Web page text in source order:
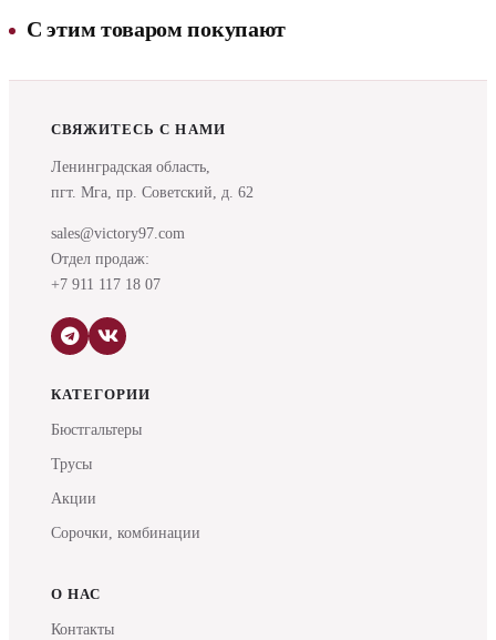
С этим товаром покупают
СВЯЖИТЕСЬ С НАМИ
Ленинградская область,
пгт. Мга, пр. Советский, д. 62
sales@victory97.com
Отдел продаж:
+7 911 117 18 07
КАТЕГОРИИ
Бюстгальтеры
Трусы
Акции
Сорочки, комбинации
О НАС
Контакты